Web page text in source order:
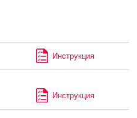
Инструкция
Инструкция